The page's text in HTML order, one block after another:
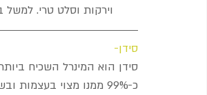
וירקות וסלט טרי.
סידן-
סידן הוא המינרל השכיח
כ-99% ממנו מצוי